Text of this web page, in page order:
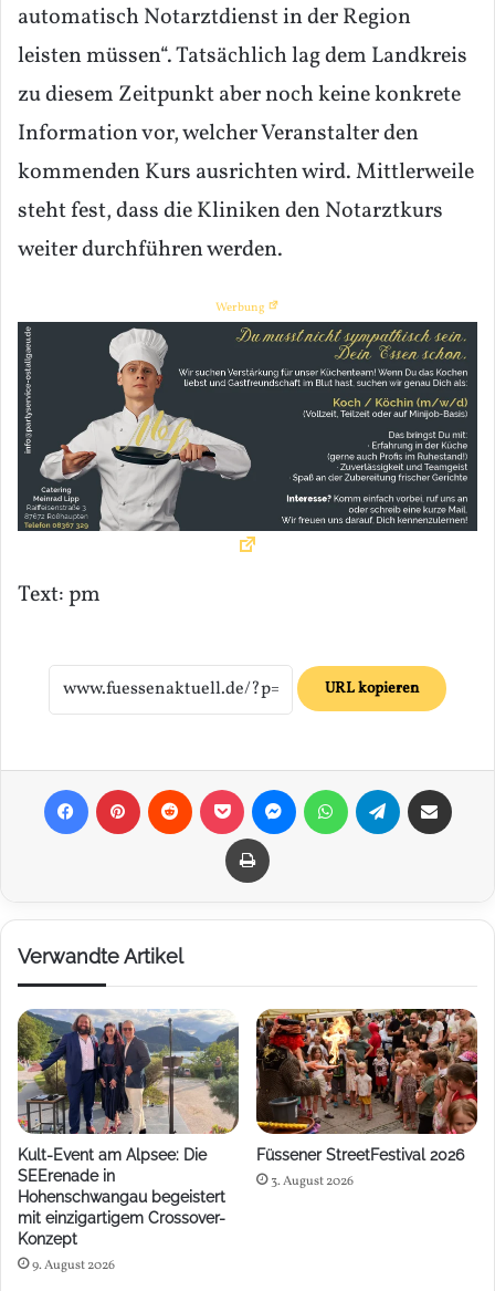
automatisch Notarztdienst in der Region
leisten müssen“. Tatsächlich lag dem Landkreis
zu diesem Zeitpunkt aber noch keine konkrete
Information vor, welcher Veranstalter den
kommenden Kurs ausrichten wird. Mittlerweile
steht fest, dass die Kliniken den Notarztkurs
weiter durchführen werden.
Werbung
Text: pm
URL kopieren
Drucken
Verwandte Artikel
Kult-Event am Alpsee: Die
SEErenade in
Hohenschwangau begeistert
mit einzigartigem Crossover-
Konzept
9. August 2026
Füssener StreetFestival 2026
3. August 2026